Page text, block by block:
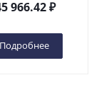
(N) в
966.42₽
Подробнее